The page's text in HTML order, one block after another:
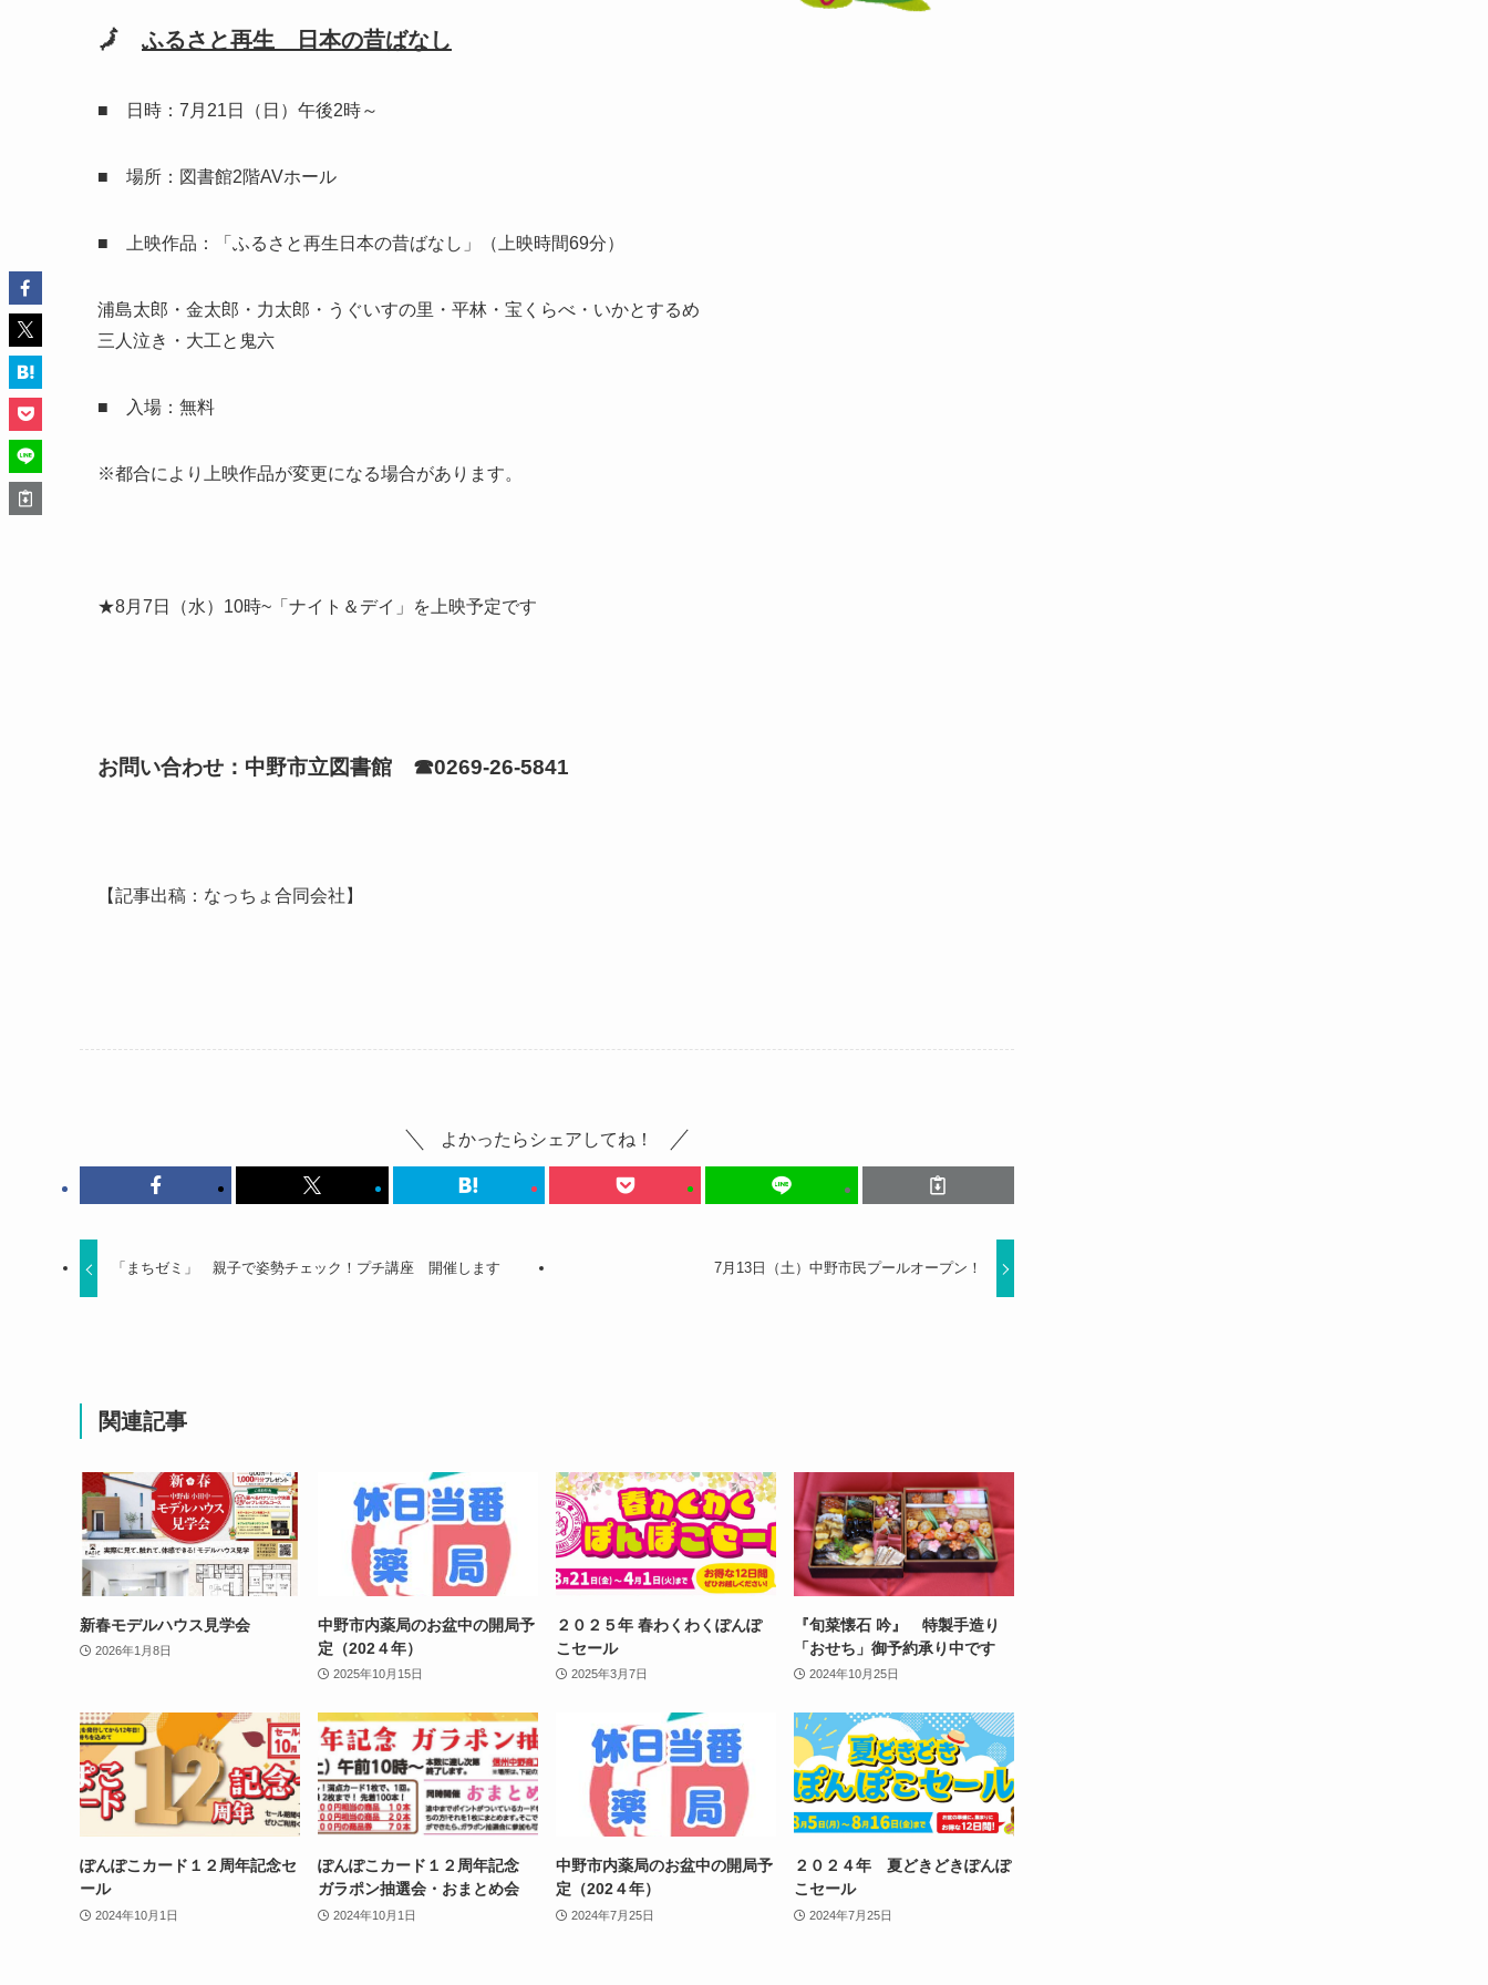
🗾 ふるさと再生 日本の昔ばなし
■ 日時：7月21日（日）午後2時～
■ 場所：図書館2階AVホール
■ 上映作品：「ふるさと再生日本の昔ばなし」（上映時間69分）
浦島太郎・金太郎・力太郎・うぐいすの里・平林・宝くらべ・いかとするめ
三人泣き・大工と鬼六
■ 入場：無料
※都合により上映作品が変更になる場合があります。
★8月7日（水）10時~「ナイト＆デイ」を上映予定です
お問い合わせ：中野市立図書館 ☎0269-26-5841
【記事出稿：なっちょ合同会社】
よかったらシェアしてね！
「まちゼミ」 親子で姿勢チェック！プチ講座 開催します 7月13日（土）中野市民プールオープン！
関連記事
新春モデルハウス見学会
2026年1月8日
中野市内薬局のお盆中の開局予
定（202４年）
2025年10月15日
２０２５年 春わくわくぽんぽ
こセール
2025年3月7日
『旬菜懐石 吟』 特製手造り
「おせち」御予約承り中です
2024年10月25日
ぽんぽこカード１２周年記念セ
ール
2024年10月1日
ぽんぽこカード１２周年記念
ガラポン抽選会・おまとめ会
2024年10月1日
中野市内薬局のお盆中の開局予
定（202４年）
2024年7月25日
２０２４年 夏どきどきぽんぽ
こセール
2024年7月25日